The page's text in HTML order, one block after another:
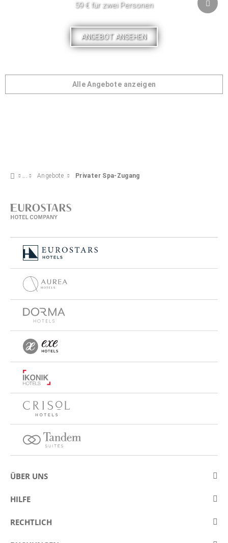
59 € für zwei Personen
ANGEBOT ANSEHEN
Alle Angebote anzeigen
Angebote Privater Spa-Zugang
ÜBER UNS
Über Eurostars Hotel Company
Wettbewerbe
HILFE
Kontakt
RECHTLICH
Legaler Hinweis / Impressum